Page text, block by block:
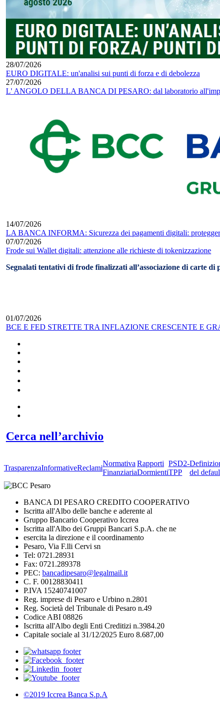
28/07/2026
EURO DIGITALE: un'analisi sui punti di forza e di debolezza
27/07/2026
L' ANGOLO DELLA BANCA DI PESARO: dal laboratorio
14/07/2026
LA BANCA INFORMA: Sicurezza dei pagamenti digitali:
07/07/2026
Frode sui Wallet digitali: attenzione alle richieste di tokenizzazione
Segnalati tentativi di frode finalizzati all’associazione di carte
01/07/2026
BCE E FED STRETTE TRA INFLAZIONE CRESCENTE E
Cerca nell’archivio
TrasparenzaInformativeReclami
Normativa
Finanziaria
Rapporti
Dormienti
PSD2-
TPP
del
BANCA DI PESARO CREDITO COOPERATIVO
Iscritta all'Albo delle banche e aderente al
Gruppo Bancario Cooperativo Iccrea
Iscritta all'Albo dei Gruppi Bancari S.p.A. che ne
esercita la direzione e il coordinamento
Pesaro, Via F.lli Cervi sn
Tel: 0721.28931
Fax: 0721.289378
PEC: bancadipesaro@legalmail.it
C. F. 00128830411
P.IVA 15240741007
Reg. imprese di Pesaro e Urbino n.2801
Reg. Società del Tribunale di Pesaro n.49
Codice ABI 08826
Iscritta all'Albo degli Enti Creditizi n.3984.20
Capitale sociale al 31/12/2025 Euro 8.687,00
©2019 Iccrea Banca S.p.A